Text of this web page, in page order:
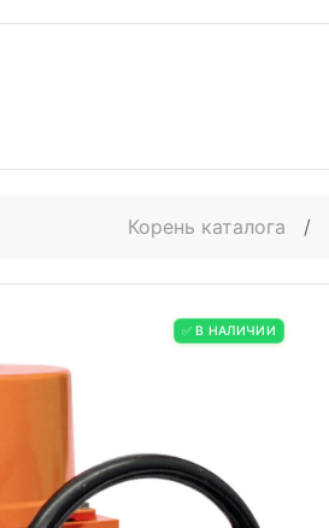
Корень каталога /
✅ В НАЛИЧИИ